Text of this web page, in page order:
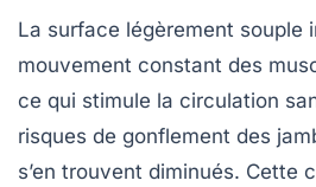
La surface légèrement souple
mouvement constant des
ce qui stimule la circulation
risques de gonflement des
s’en trouvent diminués. Cette